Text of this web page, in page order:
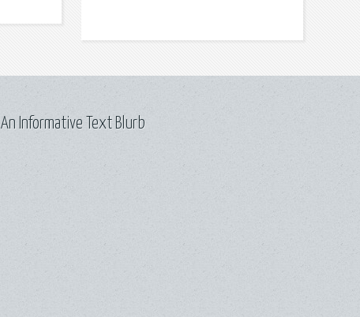
An Informative Text Blurb